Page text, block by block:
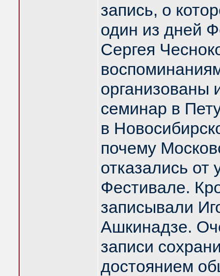
запись, о
один из дней
Сергея
организованы
семинар в
в
почему
отказались от
Фестивале.
записывали
Ашкинадзе.
записи
достоянием